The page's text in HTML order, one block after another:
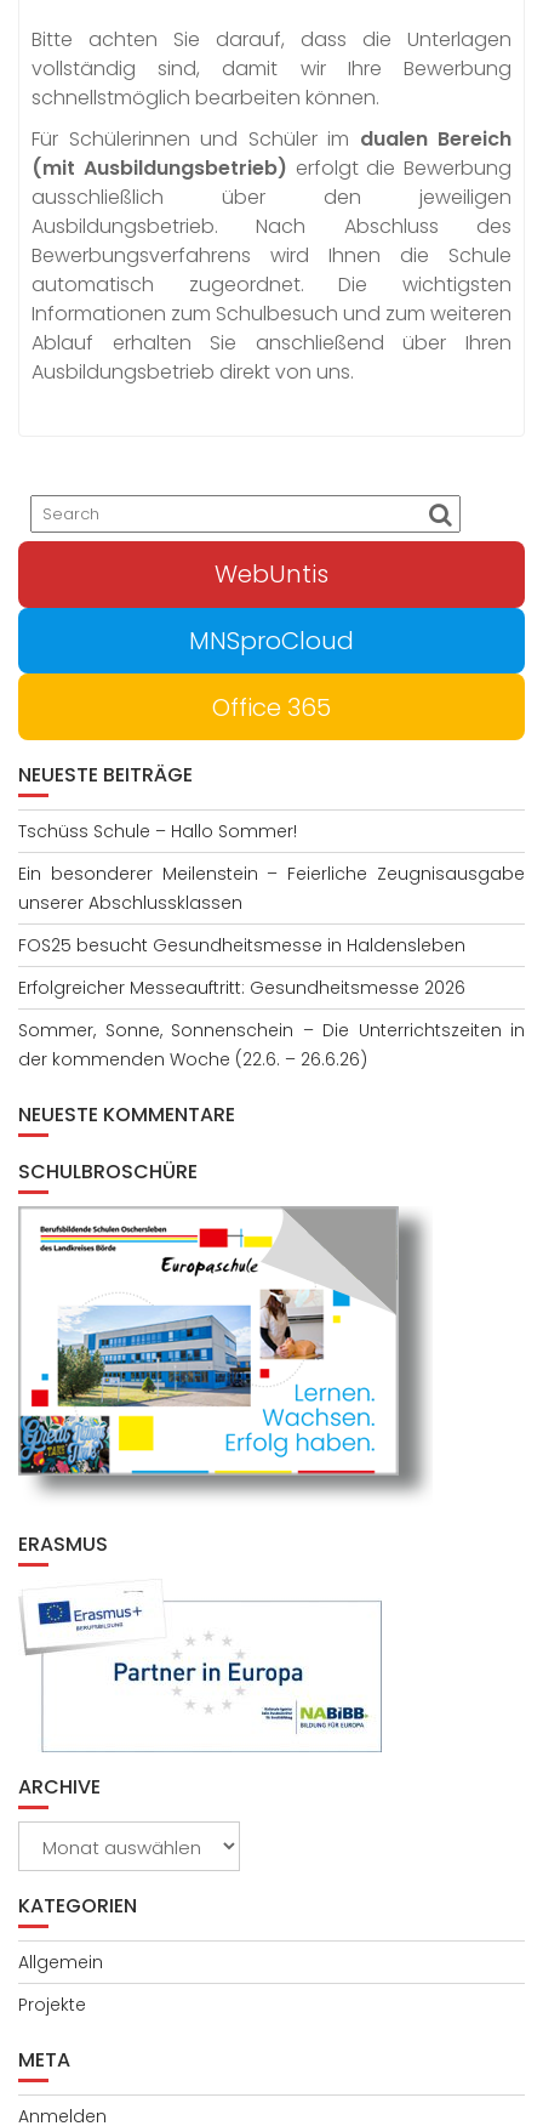
Bitte achten Sie darauf, dass die Unterlagen
vollständig sind, damit wir Ihre Bewerbung
schnellstmöglich bearbeiten können.
Für Schülerinnen und Schüler im dualen Bereich
(mit Ausbildungsbetrieb) erfolgt die Bewerbung
ausschließlich über den jeweiligen
Ausbildungsbetrieb. Nach Abschluss des
Bewerbungsverfahrens wird Ihnen die Schule
automatisch zugeordnet. Die wichtigsten
Informationen zum Schulbesuch und zum weiteren
Ablauf erhalten Sie anschließend über Ihren
Ausbildungsbetrieb direkt von uns.
WebUntis
MNSproCloud
Office 365
NEUESTE BEITRÄGE
Tschüss Schule – Hallo Sommer!
Ein besonderer Meilenstein – Feierliche Zeugnisausgabe
unserer Abschlussklassen
FOS25 besucht Gesundheitsmesse in Haldensleben
Erfolgreicher Messeauftritt: Gesundheitsmesse 2026
Sommer, Sonne, Sonnenschein – Die Unterrichtszeiten in
der kommenden Woche (22.6. – 26.6.26)
NEUESTE KOMMENTARE
SCHULBROSCHÜRE
ERASMUS
ARCHIVE
KATEGORIEN
Allgemein
Projekte
META
Anmelden